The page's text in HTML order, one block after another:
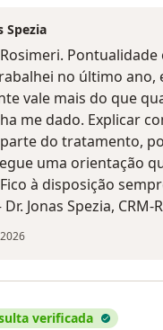
Spezia
Pontualidade
no último ano,
vale mais do que
me dado. Explicar
do tratamento,
uma orientação
à disposição
Jonas Spezia, CRM-
verificada